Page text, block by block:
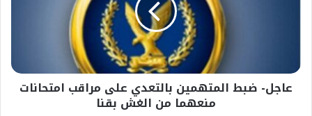
من
الغش
عاجل- ضبط المتهمين بالتعدي على مراقب امتحانات
منعهما من الغش بقنا